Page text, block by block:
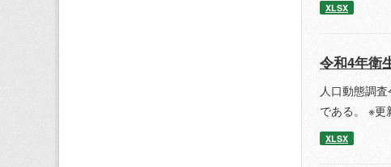
XLSX
令和4年衛
人口動態調
である。 ※更
XLSX